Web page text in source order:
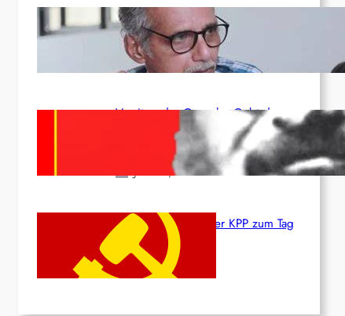
Indien: „Die Politik der
Kapitulation“ von K. Murali (Ajith)
Juli 1, 2026
Vorsitzender Gonzalo: Gebt das
Leben für die Partei und die
Juni 19, 2026
Beschluss des ZK der KPP zum Tag
des Heldentums
Juni 19, 2026